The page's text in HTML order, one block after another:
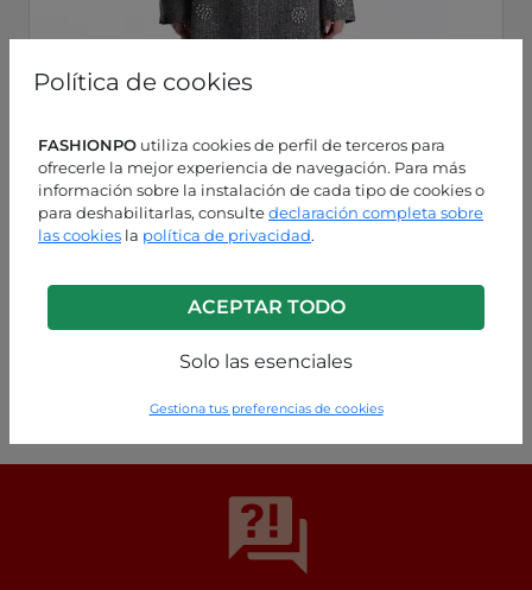
Política de cookies
FASHIONPO utiliza cookies de perfil de terceros para
ofrecerle la mejor experiencia de navegación. Para más
información sobre la instalación de cada tipo de cookies o
para deshabilitarlas, consultedeclaración completa sobre
las cookies la política de privacidad.
ACEPTAR TODO
Solo las esenciales
Gestiona tus preferencias de cookies